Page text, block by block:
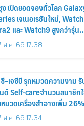
เปิดยอดจองทั่วโลก
เจเนอเรชันใหม่, Watch
และ Watch9 สูงกว่ารุ่น
น้ากว่า 30%
ส.ค. 69 17:38
–เจซีบี รุกหมวดความงาม
ด์ Self-careจำนวนสมาชิก
มวดเครื่องสำอางเพิ่ม 26%
ส.ค. 69 17:34